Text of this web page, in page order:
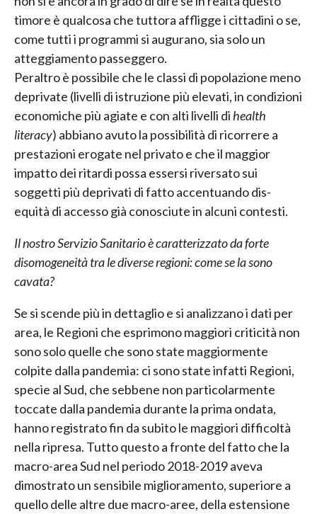
timore è qualcosa che tuttora affligge i cittadini o se,
come tutti i programmi si augurano, sia solo un
atteggiamento passeggero.
Peraltro è possibile che le classi di popolazione meno
deprivate (livelli di istruzione più elevati, in condizioni
economiche più agiate e con alti livelli di health
literacy) abbiano avuto la possibilità di ricorrere a
prestazioni erogate nel privato e che il maggior
impatto dei ritardi possa essersi riversato sui
soggetti più deprivati di fatto accentuando dis-
equità di accesso già conosciute in alcuni contesti.
Il nostro Servizio Sanitario è caratterizzato da forte
disomogeneità tra le diverse regioni: come se la sono
cavata?
Se si scende più in dettaglio e si analizzano i dati per
area, le Regioni che esprimono maggiori criticità non
sono solo quelle che sono state maggiormente
colpite dalla pandemia: ci sono state infatti Regioni,
specie al Sud, che sebbene non particolarmente
toccate dalla pandemia durante la prima ondata,
hanno registrato fin da subito le maggiori difficoltà
nella ripresa. Tutto questo a fronte del fatto che la
macro-area Sud nel periodo 2018-2019 aveva
dimostrato un sensibile miglioramento, superiore a
quello delle altre due macro-aree, della estensione